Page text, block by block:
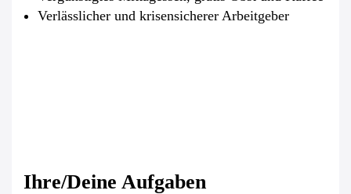
Verlässlicher und krisensicherer Arbeitgeber
Ihre/Deine Aufgaben